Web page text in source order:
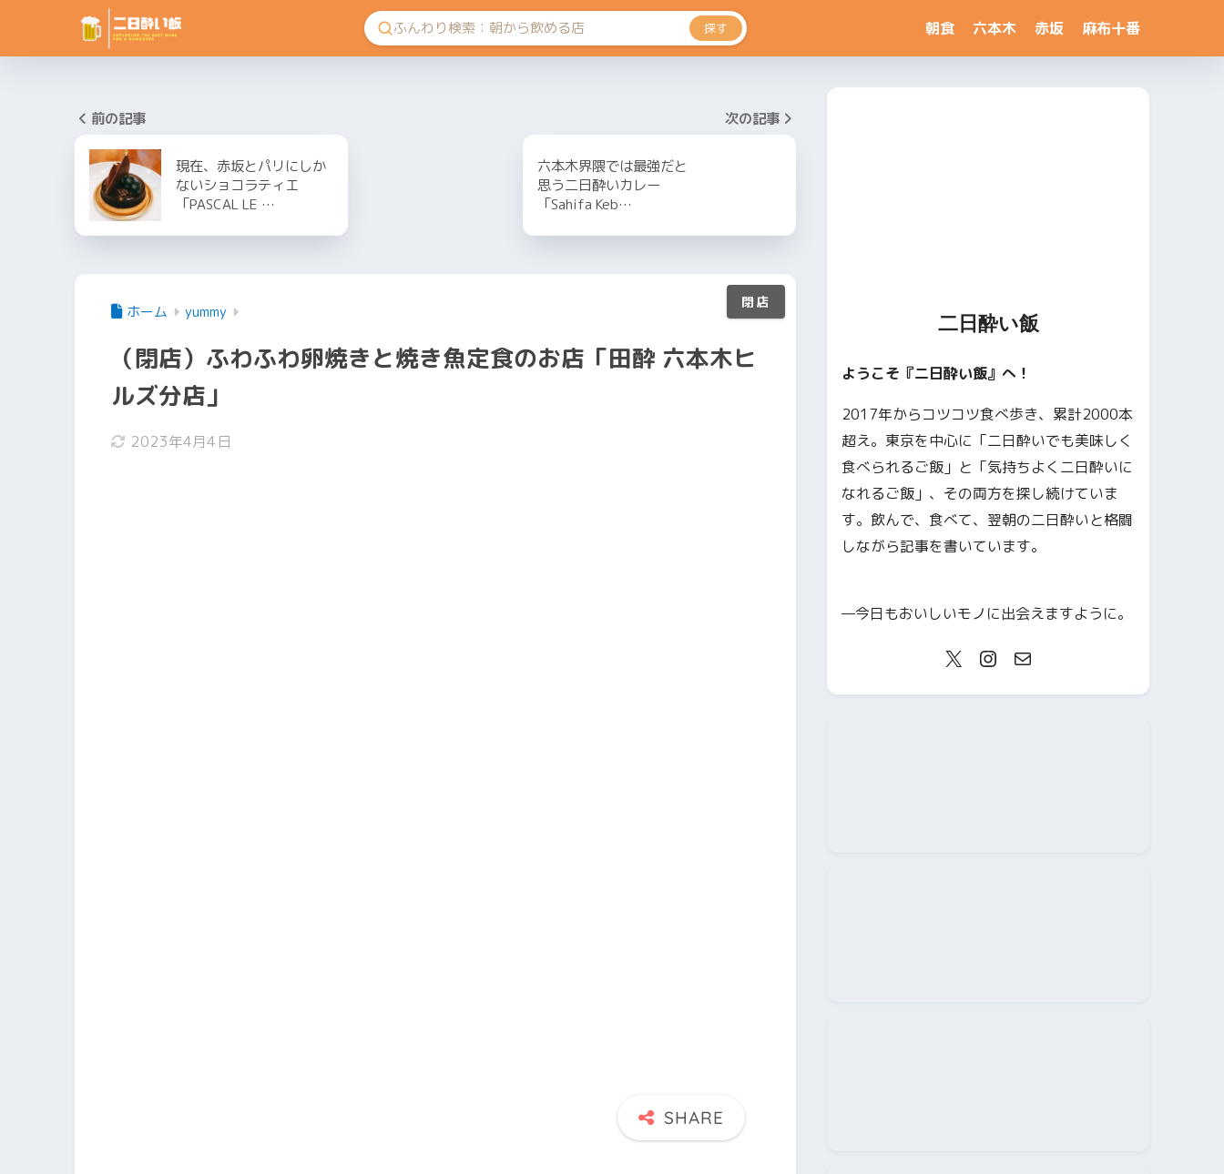
探す 朝食 六本木 赤坂 麻布十番
前の記事
現在、赤坂とパリにしか
ないショコラティエ
「PASCAL LE …
次の記事
六本木界隈では最強だと
思う二日酔いカレー
「Sahifa Keb…
ホーム yummy
（閉店）ふわふわ卵焼きと焼き魚定食のお店「田酔 六本木ヒ
ルズ分店」
2023年4月4日
二日酔い飯
ようこそ『二日酔い飯』へ！
2017年からコツコツ食べ歩き、累計2000本
超え。東京を中心に「二日酔いでも美味しく
食べられるご飯」と「気持ちよく二日酔いに
なれるご飯」、その両方を探し続けていま
す。飲んで、食べて、翌朝の二日酔いと格闘
しながら記事を書いています。
—今日もおいしいモノに出会えますように。